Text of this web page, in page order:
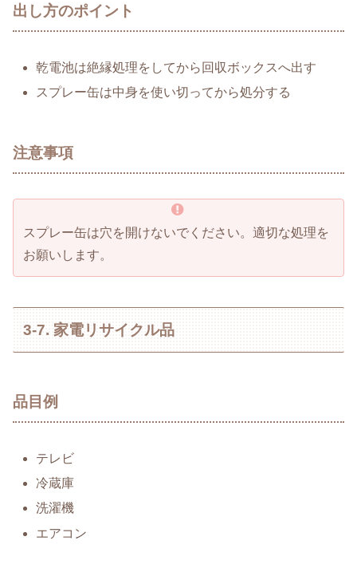
出し方のポイント
乾電池は絶縁処理をしてから回収ボックスへ出す
スプレー缶は中身を使い切ってから処分する
注意事項
スプレー缶は穴を開けないでください。適切な処理を
お願いします。
3-7. 家電リサイクル品
品目例
テレビ
冷蔵庫
洗濯機
エアコン